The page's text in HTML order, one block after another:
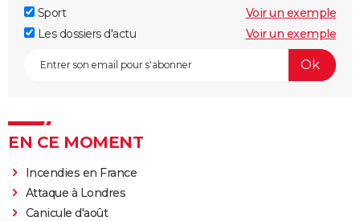
Sport
Voir un exemple
Les dossiers d'actu
Voir un exemple
EN CE MOMENT
Incendies en France
Attaque à Londres
Canicule d'août